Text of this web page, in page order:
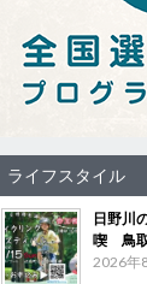
ライフスタイル
日野川
喫 鳥取
2026年